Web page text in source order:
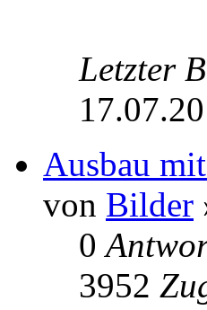
Letzter
Ausbau
von Bilder
0
3952